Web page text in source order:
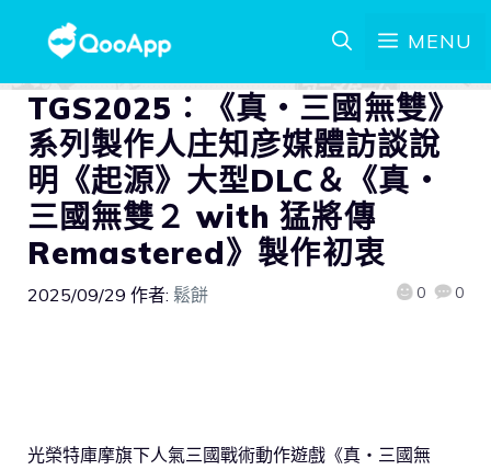
MENU
TGS2025：《真・三國無雙》
系列製作人庄知彦媒體訪談說
明《起源》大型DLC＆《真・
三國無雙２ with 猛將傳
Remastered》製作初衷
2025/09/29 作者: 鬆餅 0 0
光榮特庫摩旗下人氣三國戰術動作遊戲《真・三國無